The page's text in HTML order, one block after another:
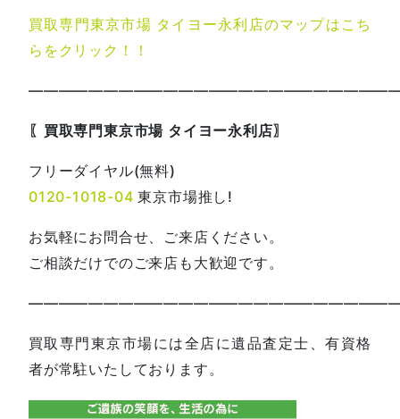
買取専門東京市場 タイヨー永利店のマップはこち
らをクリック！！
〖買取専門東京市場 タイヨー永利店〗
フリーダイヤル(無料)
0120-1018-04 東京市場推し!
お気軽にお問合せ、ご来店ください。
ご相談だけでのご来店も大歓迎です。
買取専門東京市場には全店に遺品査定士、有資格
者が常駐いたしております。